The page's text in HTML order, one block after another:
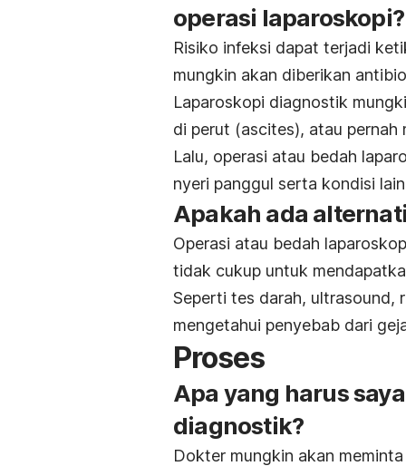
operasi laparoskopi?
Risiko infeksi dapat terjadi
mungkin akan diberikan
Laparoskopi diagnostik
di perut (ascites), atau pernah
Lalu, operasi atau bedah
nyeri panggul serta kondisi
Apakah ada
Operasi atau bedah
tidak cukup untuk
Seperti tes darah, ultrasound,
mengetahui penyebab dari
Proses
Apa yang harus
diagnostik?
Dokter mungkin akan